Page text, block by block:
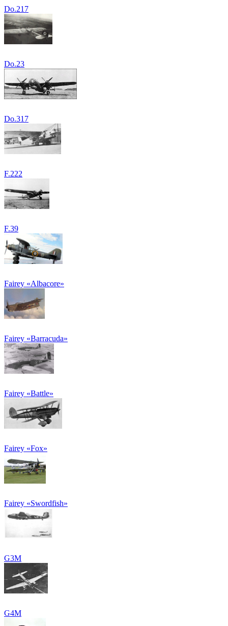
Do.217
Do.23
Do.317
F.222
F.39
Fairey «Albacore»
Fairey «Barracuda»
Fairey «Battle»
Fairey «Fox»
Fairey «Swordfish»
G3M
G4M